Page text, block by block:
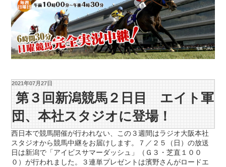
2021年07月27日
第３回新潟競馬２日目 エイト軍
団、本社スタジオに登場！
西日本で競馬開催が行われない、この３週間はラジオ大阪本社
スタジオから競馬中継をお届けします。７／２５（日）の放送
日は新潟で「アイビスサマーダッシュ」（Ｇ３・芝直１００
０）が行われました。３連単プレゼントは濱野さんがロードエ